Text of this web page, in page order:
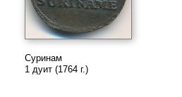
Суринам
1 дуит (1764 г.)